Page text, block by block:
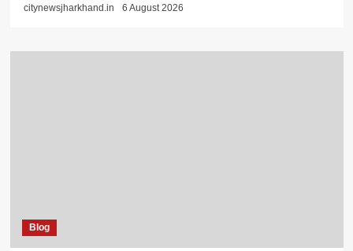
citynewsjharkhand.in 6 August 2026
Blog